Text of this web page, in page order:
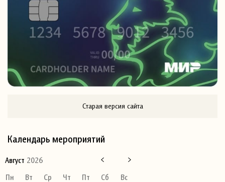
Старая версия сайта
Календарь мероприятий
Август 2026
Пн
Вт Ср Чт Пт Сб
Вс